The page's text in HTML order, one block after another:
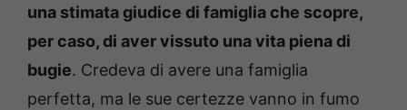
una stimata giudice di famiglia che scopre,
per caso, di aver vissuto una vita piena di
bugie. Credeva di avere una famiglia
perfetta, ma le sue certezze vanno in fumo